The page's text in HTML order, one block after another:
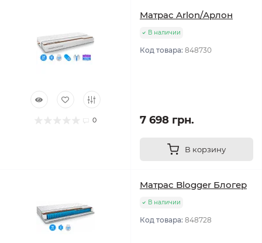
0
Матрас Arlon/Арлон
В наличии
Код товара: 848730
7 698 грн.
В корзину
Матрас Blogger Блогер
В наличии
Код товара: 848728